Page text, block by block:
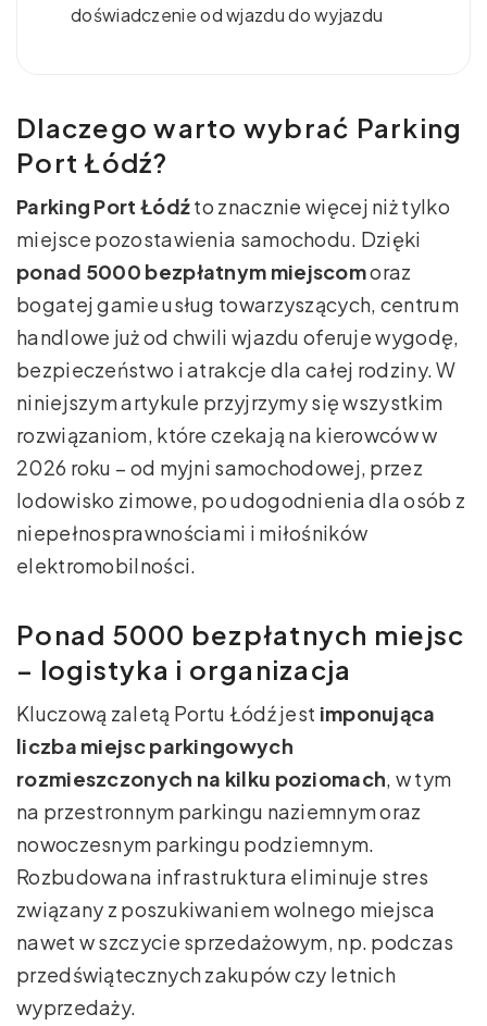
doświadczenie od wjazdu do wyjazdu
Dlaczego warto wybrać Parking
Port Łódź?
Parking Port Łódźto znacznie więcej niż tylko
miejsce pozostawienia samochodu. Dzięki
ponad 5000 bezpłatnym miejscomoraz
bogatej gamie usług towarzyszących, centrum
handlowe już od chwili wjazdu oferuje wygodę,
bezpieczeństwo i atrakcje dla całej rodziny. W
niniejszym artykule przyjrzymy się wszystkim
rozwiązaniom, które czekają na kierowców w
2026 roku – od myjni samochodowej, przez
lodowisko zimowe, po udogodnienia dla osób z
niepełnosprawnościami i miłośników
elektromobilności.
Ponad 5000 bezpłatnych miejsc
– logistyka i organizacja
Kluczową zaletą Portu Łódź jest imponująca
liczba miejsc parkingowych
rozmieszczonych na kilku poziomach , w tym
na przestronnym parkingu naziemnym oraz
nowoczesnym parkingu podziemnym.
Rozbudowana infrastruktura eliminuje stres
związany z poszukiwaniem wolnego miejsca
nawet w szczycie sprzedażowym, np. podczas
przedświątecznych zakupów czy letnich
wyprzedaży.